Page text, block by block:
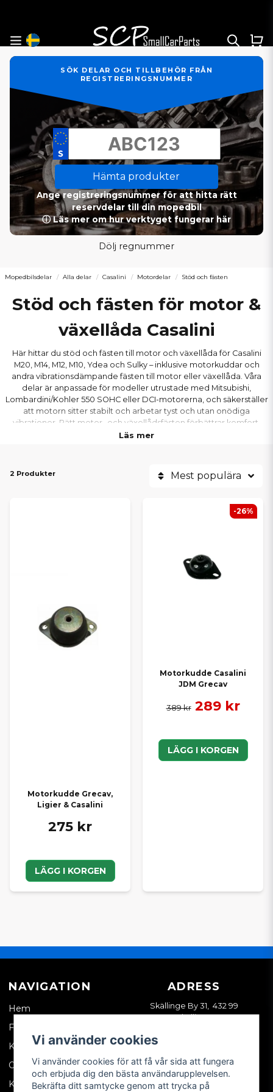
SÖK DELAR OCH TILLBEHÖR FRÅN
REGISTRERINGSNUMMER
Hämta produkter
Ange registreringsnummer för att hitta rätt
reservdelar till din mopedbil
ⓘ Läs mer om hur verktyget fungerar här
Dölj regnummer
Mopedbilsdelar Alla delar Casalini Motordelar Stöd och fästen
Stöd och fästen för motor &
växellåda Casalini
Här hittar du stöd och fästen till motor och växellåda för Casalini
M20, M14, M12, M10, Ydea och Sulky – inklusive motorkuddar och
andra vibrationsdämpande fästen till motor eller växellåda. Våra
delar är anpassade för modeller utrustade med Mitsubishi,
Lombardini/Kohler 550 SOHC eller DCI-motorerna, och säkerställer
att motorn sitter stabilt och arbetar tyst och utan onödiga
vibrationer. Rätt motor- och växellådsfästen förbättrar komfort,
minskar slitage och ger en mjukare körning.
Läs mer
2 Produkter Mest populära
Motorkudde Grecav,
Ligier & Casalini
275 kr
LÄGG I KORGEN
Motorkudde Casalini
JDM Grecav
389 kr 289 kr
LÄGG I KORGEN
-26%
NAVIGATION
Hem
Företagskund
Kontakta oss
Om oss
Köpvillkor
ADRESS
Skällinge By 31, 432 99
Skällinge
Vi använder cookies
Vi använder cookies för att få vår sida att fungera
och erbjuda dig den bästa användarupplevelsen.
Bekräfta ditt samtycke genom att trycka på